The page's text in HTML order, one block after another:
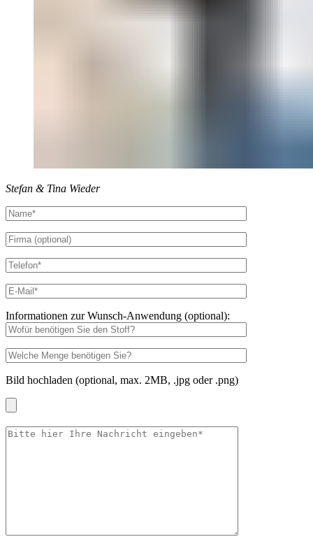
Stefan & Tina Wieder
Informationen zur Wunsch-Anwendung (optional):
Bild hochladen (optional, max. 2MB, .jpg oder .png)